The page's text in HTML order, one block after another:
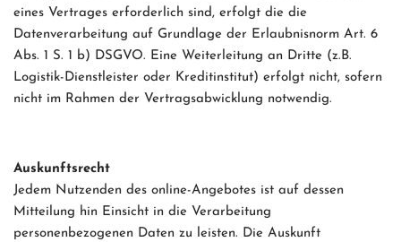
eines Vertrages erforderlich sind, erfolgt die die
Datenverarbeitung auf Grundlage der Erlaubnisnorm Art. 6
Abs. 1 S. 1 b) DSGVO. Eine Weiterleitung an Dritte (z.B.
Logistik-Dienstleister oder Kreditinstitut) erfolgt nicht, sofern
nicht im Rahmen der Vertragsabwicklung notwendig.
Auskunftsrecht
Jedem Nutzenden des online-Angebotes ist auf dessen
Mitteilung hin Einsicht in die Verarbeitung
personenbezogenen Daten zu leisten. Die Auskunft